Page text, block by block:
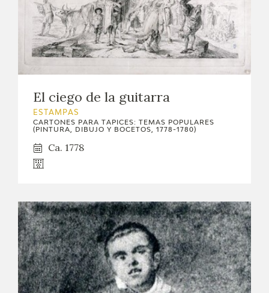
El ciego de la guitarra
ESTAMPAS
CARTONES PARA TAPICES: TEMAS POPULARES
(PINTURA, DIBUJO Y BOCETOS, 1778-1780)
Ca. 1778